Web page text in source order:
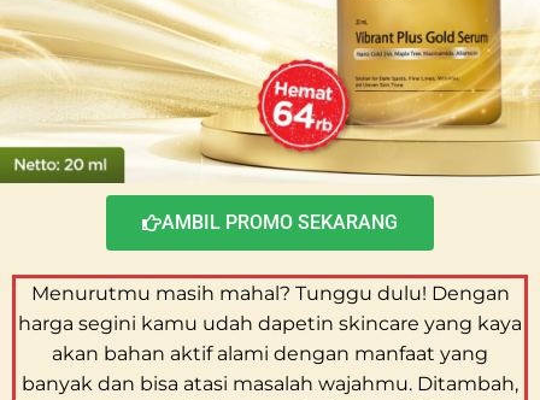
AMBIL PROMO SEKARANG
Menurutmu masih mahal? Tunggu dulu! Dengan
harga segini kamu udah dapetin skincare yang kaya
akan bahan aktif alami dengan manfaat yang
banyak dan bisa atasi masalah wajahmu. Ditambah,